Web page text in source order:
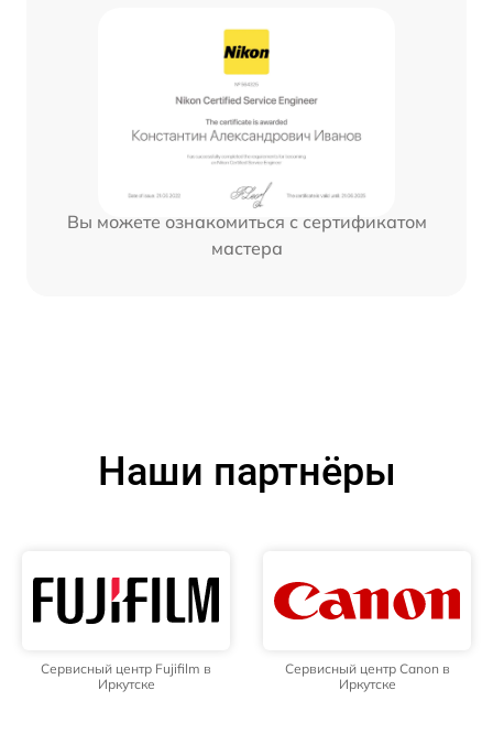
Вы можете ознакомиться с сертификатом
мастера
Наши партнёры
Сервисный центр Fujifilm в
Иркутске
Сервисный центр Canon в
Иркутске